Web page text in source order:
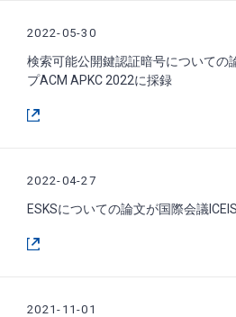
2022-05-30
検索可能公開鍵認証暗号についての
プACM APKC 2022に採録
2022-04-27
ESKSについての論文が国際会議
2021-11-01